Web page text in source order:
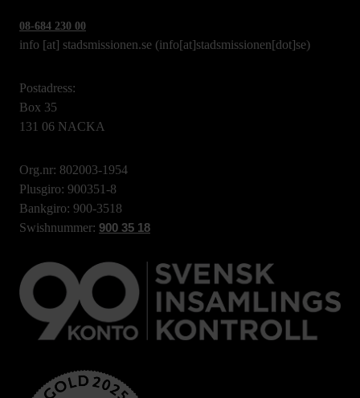
08-684 230 00
info [at] stadsmissionen.se (info[at]stadsmissionen[dot]se)
Postadress:
Box 35
131 06 NACKA
Org.nr: 802003-1954
Plusgiro: 900351-8
Bankgiro: 900-3518
Swishnummer: 900 35 18